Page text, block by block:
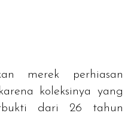
merek perhiasan
koleksinya yang
dari 26 tahun